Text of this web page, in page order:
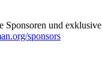
Sponsoren und exklusive
sponsors